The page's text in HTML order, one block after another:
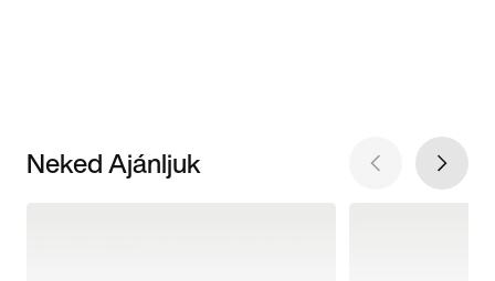
Neked Ajánljuk